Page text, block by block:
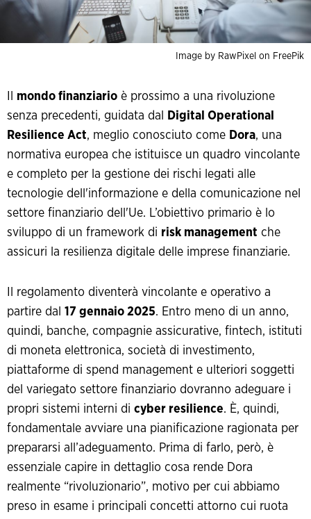
Image by RawPixel on FreePik
mondo finanziario è prossimo a una rivoluzione
senza precedenti, guidata dal
Digital Operational
Resilience Act, meglio conosciuto come Dora, una
normativa europea che istituisce un quadro vincolante
e completo per la gestione dei rischi legati alle
tecnologie dell'informazione e della comunicazione nel
settore finanziario dell'Ue. L’obiettivo primario è lo
sviluppo di un framework di risk management che
assicuri la resilienza digitale delle imprese finanziarie.
Il regolamento diventerà vincolante e operativo a
partire dal 17 gennaio 2025. Entro meno di un anno,
quindi, banche, compagnie assicurative, fintech, istituti
di moneta elettronica, società di investimento,
piattaforme di spend management e ulteriori soggetti
del variegato settore finanziario dovranno adeguare i
propri sistemi interni di cyber resilience. È, quindi,
fondamentale avviare una pianificazione ragionata per
prepararsi all’adeguamento. Prima di farlo, però, è
essenziale capire in dettaglio cosa rende Dora
realmente “rivoluzionario”, motivo per cui abbiamo
preso in esame i principali concetti attorno cui ruota